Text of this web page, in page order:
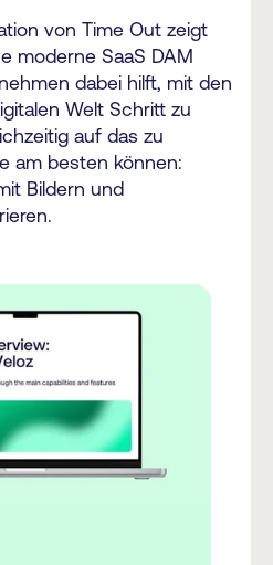
von Time Out zeigt
moderne SaaS DAM
dabei hilft, mit den
Welt Schritt zu
auf das zu
am besten können:
Bildern und